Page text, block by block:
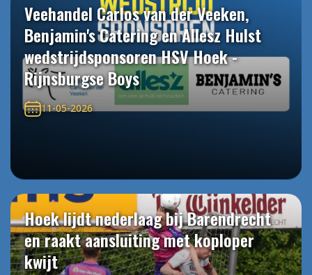
Veehandel Carlos van der Veeken,
Benjamin's Catering en Allesz Hulst
wedstrijdsponsoren HSV Hoek -
Rijnsburgse Boys
11-05-2026
Hoek lijdt nederlaag bij Barendrecht
en raakt aansluiting met koploper
kwijt